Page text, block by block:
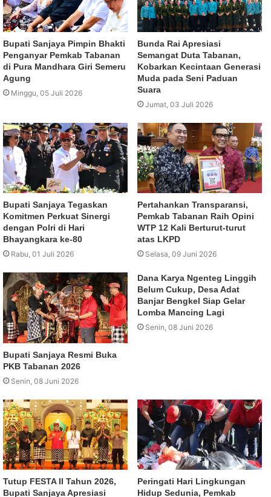
Bupati Sanjaya Pimpin Bhakti
Penganyar Pemkab Tabanan
di Pura Mandhara Giri Semeru
Agung
Minggu, 05 Juli 2026
Bunda Rai Apresiasi
Semangat Duta Tabanan,
Kobarkan Kecintaan Generasi
Muda pada Seni Paduan
Suara
Jumat, 03 Juli 2026
Bupati Sanjaya Tegaskan
Komitmen Perkuat Sinergi
dengan Polri di Hari
Bhayangkara ke-80
Rabu, 01 Juli 2026
Pertahankan Transparansi,
Pemkab Tabanan Raih Opini
WTP 12 Kali Berturut-turut
atas LKPD
Selasa, 09 Juni 2026
Bupati Sanjaya Resmi Buka
PKB Tabanan 2026
Senin, 08 Juni 2026
Dana Karya Ngenteg Linggih
Belum Cukup, Desa Adat
Banjar Bengkel Siap Gelar
Lomba Mancing Lagi
Senin, 08 Juni 2026
Tutup FESTA II Tahun 2026,
Bupati Sanjaya Apresiasi
Peringati Hari Lingkungan
Hidup Sedunia, Pemkab